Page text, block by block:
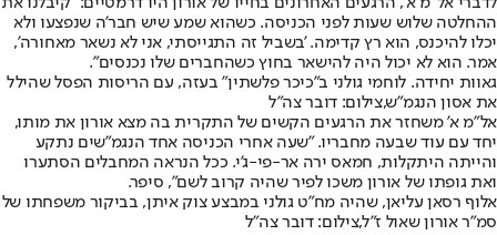
ההחלטה שלוש שעות לפני הכניסה. כשהוא שמע שיש חבר'ה שנפצעו ולא
יכלו להיכנס, הוא רץ קדימה. 'בשביל זה התגייסתי, אני לא נשאר מאחורה',
אמר. הוא לא יכול היה להישאר בחוץ כשהחברים שלו נכנסים".
גאוות יחידה. לוחמי גולני ב"כיכר פלשתין" בעזה, עם הריסות הפסל שהילל
את אסון הנגמ"ש,צילום: דובר צה"ל
אל"מ א' משחזר את הרגעים הקשים של התקרית בה מצא אורון את מותו,
יחד עם עוד שבעה מחבריו. "שעה אחרי הכניסה אחד הנגמ"שים נתקע
והייתה היתקלות, חמאס ירה אר-פי-ג'י. ככל הנראה המחבלים הסתערו
ואת גופתו של אורון משכו לפיר שהיה קרוב לשם", סיפר.
אלוף רסאן עליאן, שהיה מח"ט גולני במבצע צוק איתן, בביקור משפחתו של
סמ"ר אורון שאול ז"ל,צילום: דובר צה"ל